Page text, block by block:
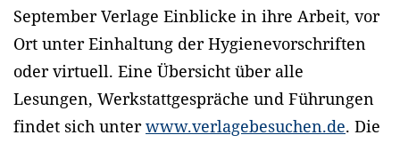
September Verlage Einblicke in ihre Arbeit, vor
Ort unter Einhaltung der Hygienevorschriften
oder virtuell. Eine Übersicht über alle
Lesungen, Werkstattgespräche und Führungen
findet sich unterwww.verlagebesuchen.de. Die